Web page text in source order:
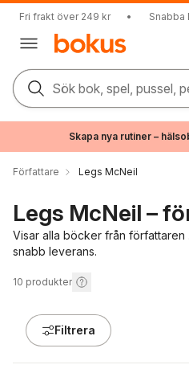
Fri frakt över 249 kr • Snabba
Sök bok, spel, pussel,
Skapa nya rutiner –
Författare Legs McNeil
Legs McNeil –
Visar alla böcker från författaren
snabb leverans.
10 produkter
Filtrera